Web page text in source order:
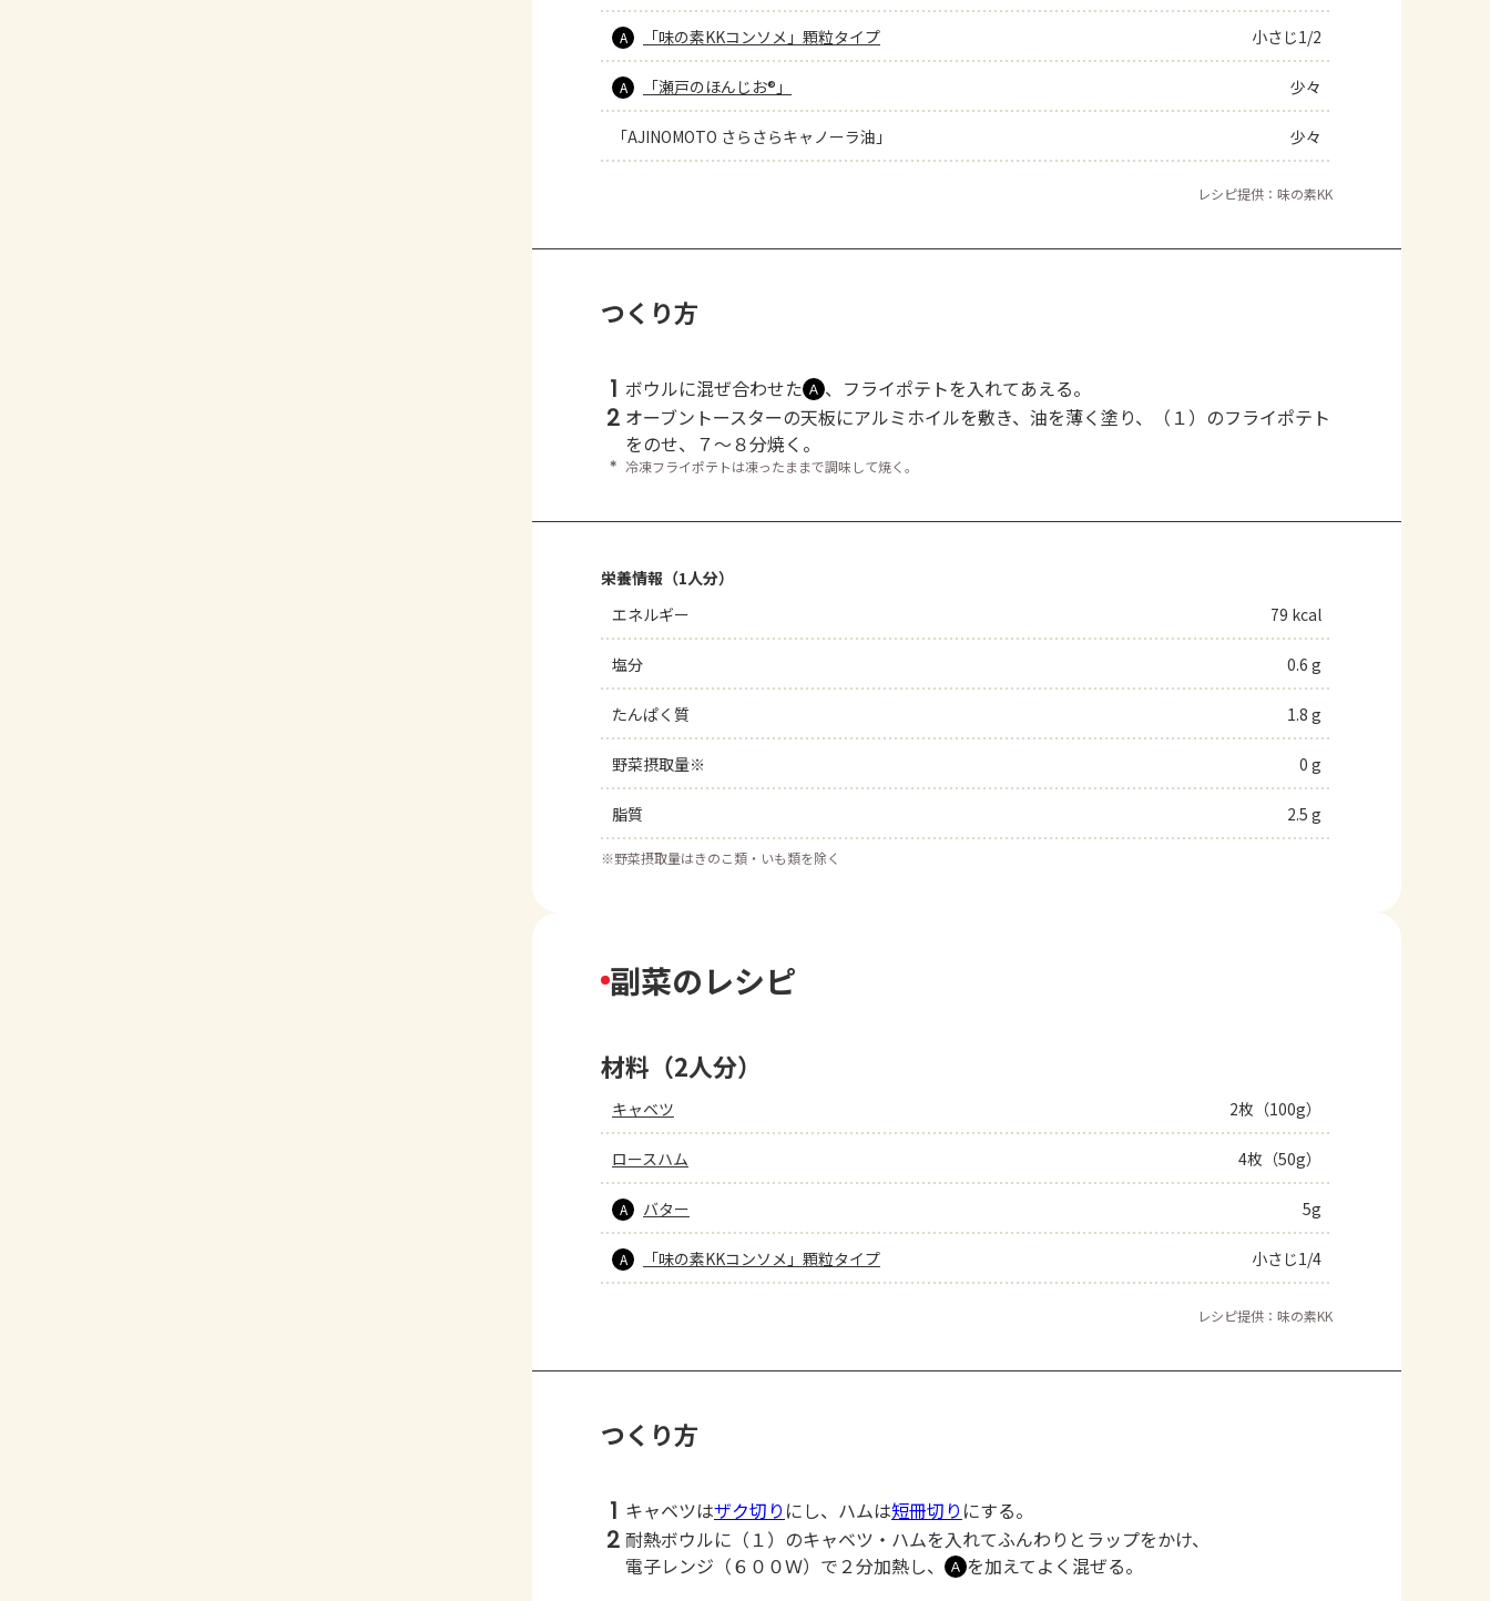
A 「味の素KKコンソメ」顆粒タイプ 小さじ1/2
A 「瀬戸のほんじお®」 少々
「AJINOMOTO さらさらキャノーラ油」 少々
レシピ提供：味の素KK
つくり方
1 ボウルに混ぜ合わせた Ａ 、フライポテトを入れてあえる。
2 オーブントースターの天板にアルミホイルを敷き、油を薄く塗り、（１）のフライポテト
をのせ、７～８分焼く。
＊ 冷凍フライポテトは凍ったままで調味して焼く。
栄養情報（1人分）
エネルギー
79 kcal
塩分 0.6 g
たんぱく質 1.8 g
野菜摂取量※ 0 g
脂質 2.5 g
※野菜摂取量はきのこ類・いも類を除く
副菜のレシピ
材料（2人分）
キャベツ 2枚（100g）
ロースハム 4枚（50g）
A バター 5g
A 「味の素KKコンソメ」顆粒タイプ 小さじ1/4
レシピ提供：味の素KK
つくり方
1 キャベツはザク切り にし、ハムは短冊切り にする。
2 耐熱ボウルに（１）のキャベツ・ハムを入れてふんわりとラップをかけ、
電子レンジ（６００Ｗ）で２分加熱し、
Ａ を加えてよく混ぜる。